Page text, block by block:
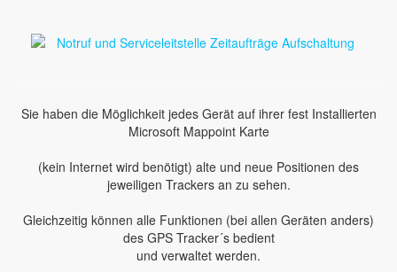
Sie haben die Möglichkeit jedes Gerät auf ihrer fest Installierten
Microsoft Mappoint Karte
(kein Internet wird benötigt) alte und neue Positionen des
jeweiligen Trackers an zu sehen.
Gleichzeitig können alle Funktionen (bei allen Geräten anders)
des GPS Tracker´s bedient
und verwaltet werden.